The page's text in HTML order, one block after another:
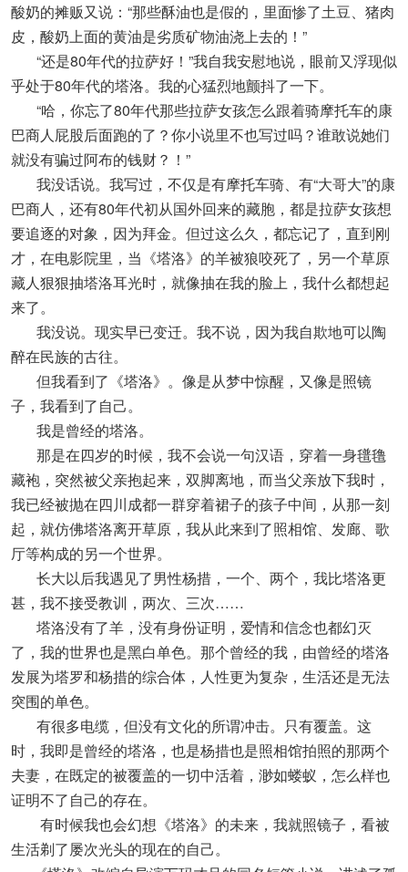
酸奶的摊贩又说：“那些酥油也是假的，里面惨了土豆、猪肉
皮，酸奶上面的黄油是劣质矿物油浇上去的！”
“还是80年代的拉萨好！”我自我安慰地说，眼前又浮现似
乎处于80年代的塔洛。我的心猛烈地颤抖了一下。
“哈，你忘了80年代那些拉萨女孩怎么跟着骑摩托车的康
巴商人屁股后面跑的了？你小说里不也写过吗？谁敢说她们
就没有骗过阿布的钱财？！”
我没话说。我写过，不仅是有摩托车骑、有“大哥大”的康
巴商人，还有80年代初从国外回来的藏胞，都是拉萨女孩想
要追逐的对象，因为拜金。但过这么久，都忘记了，直到刚
才，在电影院里，当《塔洛》的羊被狼咬死了，另一个草原
藏人狠狠抽塔洛耳光时，就像抽在我的脸上，我什么都想起
来了。
我没说。现实早已变迁。我不说，因为我自欺地可以陶
醉在民族的古往。
但我看到了《塔洛》。像是从梦中惊醒，又像是照镜
子，我看到了自己。
我是曾经的塔洛。
那是在四岁的时候，我不会说一句汉语，穿着一身氆氇
藏袍，突然被父亲抱起来，双脚离地，而当父亲放下我时，
我已经被抛在四川成都一群穿着裙子的孩子中间，从那一刻
起，就仿佛塔洛离开草原，我从此来到了照相馆、发廊、歌
厅等构成的另一个世界。
长大以后我遇见了男性杨措，一个、两个，我比塔洛更
甚，我不接受教训，两次、三次……
塔洛没有了羊，没有身份证明，爱情和信念也都幻灭
了，我的世界也是黑白单色。那个曾经的我，由曾经的塔洛
发展为塔罗和杨措的综合体，人性更为复杂，生活还是无法
突围的单色。
有很多电缆，但没有文化的所谓冲击。只有覆盖。这
时，我即是曾经的塔洛，也是杨措也是照相馆拍照的那两个
夫妻，在既定的被覆盖的一切中活着，渺如蝼蚁，怎么样也
证明不了自己的存在。
有时候我也会幻想《塔洛》的未来，我就照镜子，看被
生活剃了屡次光头的现在的自己。